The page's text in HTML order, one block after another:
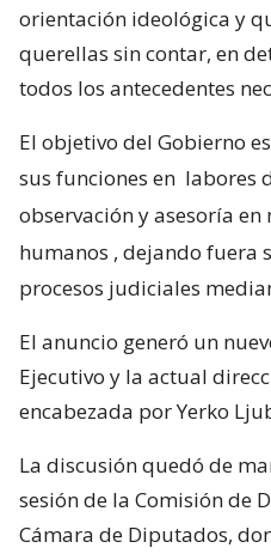
orientación ideológica y
querellas sin contar, en
todos los antecedentes
El objetivo del Gobierno
sus funciones en labores
observación y asesoría
humanos , dejando fuera
procesos judiciales
El anuncio generó un
Ejecutivo y la actual
encabezada por Yerko
La discusión quedó de
sesión de la Comisión de
Cámara de Diputados,